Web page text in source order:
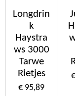
Longdrin
k
Haystra
ws 3000
Tarwe
Rietjes
€ 95,89